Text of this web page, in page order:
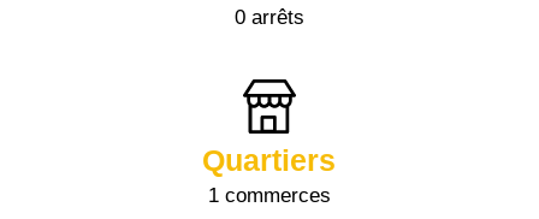
0 arrêts
Quartiers
1 commerces